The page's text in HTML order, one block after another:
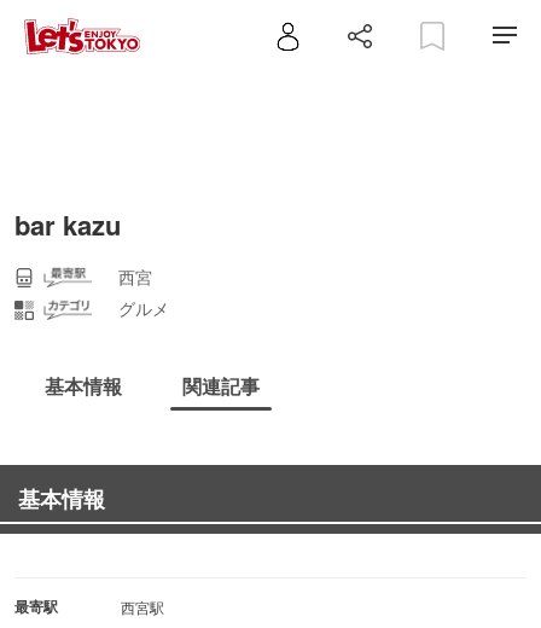
bar kazu
西宮
グルメ
基本情報 関連記事
基本情報
最寄駅 西宮駅